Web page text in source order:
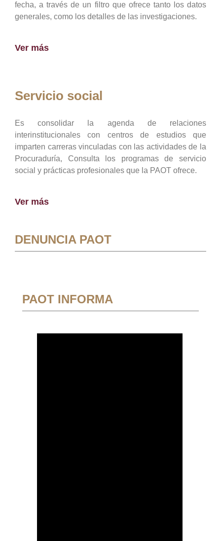
fecha, a través de un filtro que ofrece tanto los datos
generales, como los detalles de las investigaciones.
Ver más
Servicio social
Es consolidar la agenda de relaciones
interinstitucionales con centros de estudios que
imparten carreras vinculadas con las actividades de la
Procuraduría, Consulta los programas de servicio
social y prácticas profesionales que la PAOT ofrece.
Ver más
DENUNCIA PAOT
PAOT INFORMA